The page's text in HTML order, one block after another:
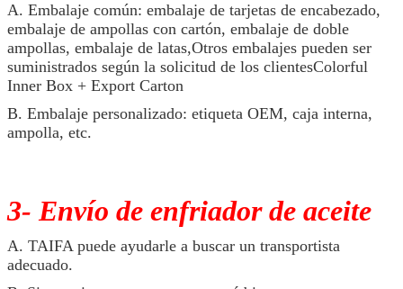
A. Embalaje común: embalaje de tarjetas de encabezado,
embalaje de ampollas con cartón, embalaje de doble
ampollas, embalaje de latas,Otros embalajes pueden ser
suministrados según la solicitud de los clientesColorful
Inner Box + Export Carton
B. Embalaje personalizado: etiqueta OEM, caja interna,
ampolla, etc.
3- Envío de enfriador de aceite
A. TAIFA puede ayudarle a buscar un transportista
adecuado.